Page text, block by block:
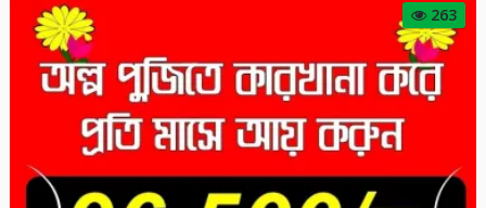
263